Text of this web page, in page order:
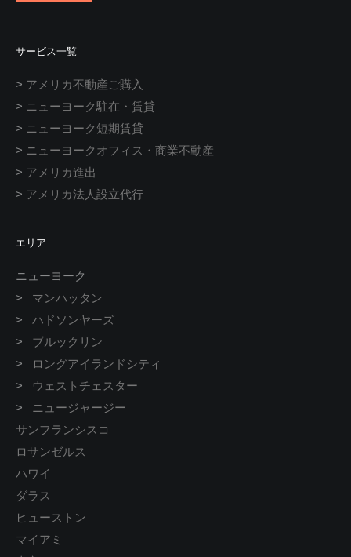
サービス一覧
> アメリカ不動産ご購入
> ニューヨーク駐在・賃貸
> ニューヨーク短期賃貸
> ニューヨークオフィス・商業不動産
> アメリカ進出
> アメリカ法人設立代行
エリア
ニューヨーク
> マンハッタン
> ハドソンヤーズ
> ブルックリン
>
ロングアイランドシティ
>
ウェストチェスター
>
ニュージャージー
サンフランシスコ
ロサンゼルス
ハワイ
ダラス
ヒューストン
マイアミ